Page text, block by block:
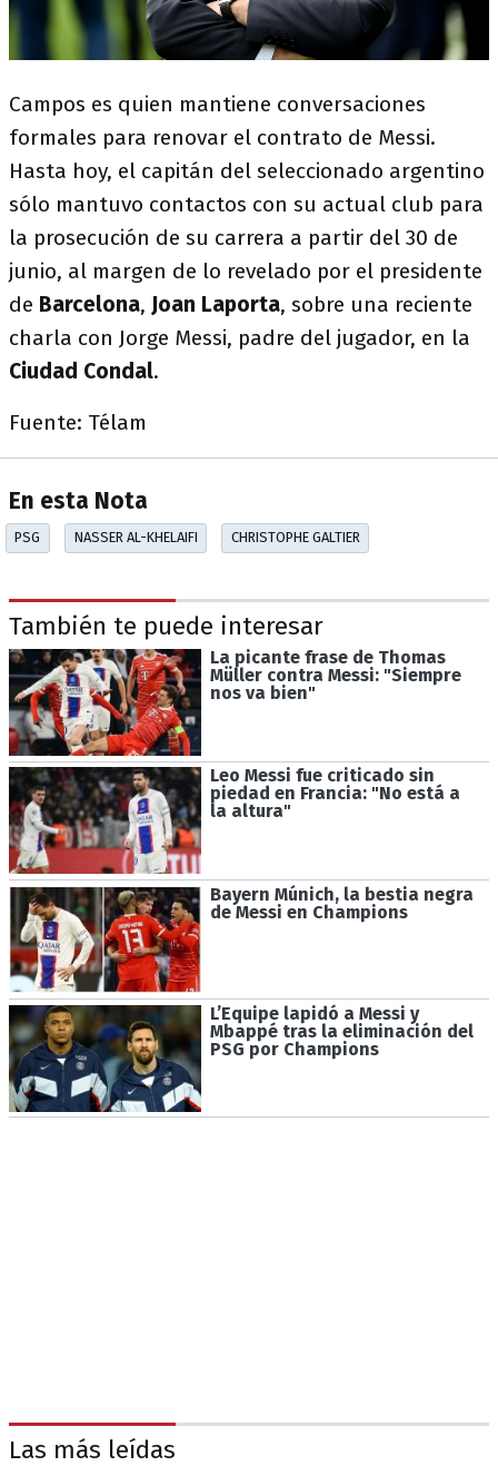
Campos es quien mantiene conversaciones
formales para renovar el contrato de Messi.
Hasta hoy, el capitán del seleccionado argentino
sólo mantuvo contactos con su actual club para
la prosecución de su carrera a partir del 30 de
junio, al margen de lo revelado por el presidente
de Barcelona, Joan Laporta, sobre una reciente
charla con Jorge Messi, padre del jugador, en la
Ciudad Condal.
Fuente: Télam
En esta Nota
PSG NASSER AL-KHELAIFI CHRISTOPHE GALTIER
También te puede interesar
La picante frase de Thomas
Müller contra Messi: "Siempre
nos va bien"
Leo Messi fue criticado sin
piedad en Francia: "No está a
la altura"
Bayern Múnich, la bestia negra
de Messi en Champions
L’Equipe lapidó a Messi y
Mbappé tras la eliminación del
PSG por Champions
Las más leídas